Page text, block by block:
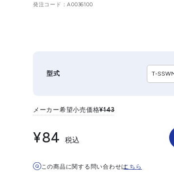
発注コード A0036100
型式
メーカー希望小売価格¥143
¥84 税込
この商品に関する問い合わせはこちら